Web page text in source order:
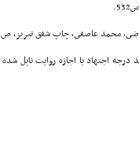
محمد عاصفى، چاپ شفق تبریز، ص10.
اجتهاد یا اجازه روایت نایل